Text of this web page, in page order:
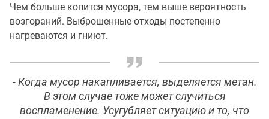
Чем больше копится мусора, тем выше вероятность
возгораний. Выброшенные отходы постепенно
нагреваются и гниют.
- Когда мусор накапливается, выделяется метан.
В этом случае тоже может случиться
воспламенение. Усугубляет ситуацию и то, что